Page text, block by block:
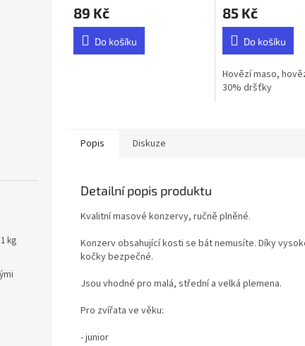
kg
89 Kč
Do košíku
85 Kč
Do košíku
Hovězí maso,
30% dršťky
Popis Diskuze
Detailní popis produktu
Kvalitní masové konzervy, ručně plněné.
Konzerv obsahující kosti se bát nemusíte. Díky
kočky bezpečné.
Jsou vhodné pro malá, střední a velká plemena.
Pro zvířata ve věku:
- junior